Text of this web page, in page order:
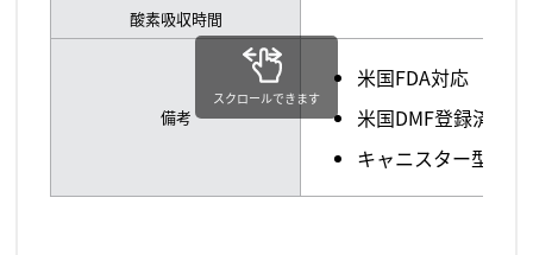
酸素吸収時間
備考
米国FDA対応
米国DMF登録済み
キャニスター型
スクロールできます